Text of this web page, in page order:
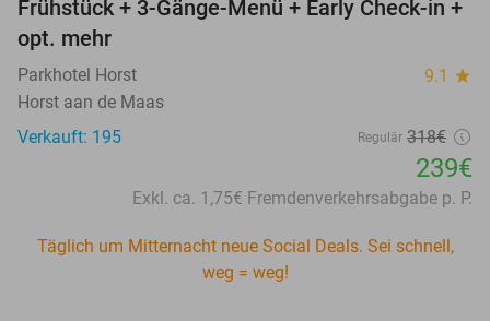
Frühstück + 3-Gänge-Menü + Early Check-in +
opt. mehr
Parkhotel Horst 9.1 star
Horst aan de Maas
Verkauft: 195
Regulär 318€
239€
Exkl. ca. 1,75€ Fremdenverkehrsabgabe p. P.
Täglich um Mitternacht neue Social Deals. Sei schnell,
weg = weg!